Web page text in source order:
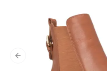
Previous slide